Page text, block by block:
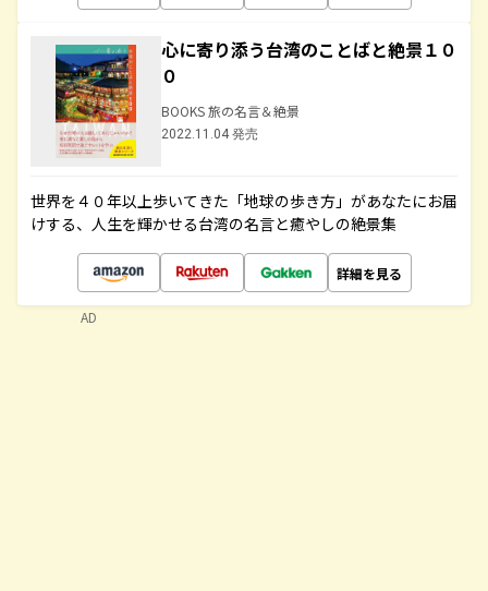
心に寄り添う台湾のことばと絶景１０
０
BOOKS 旅の名言＆絶景
2022.11.04 発売
世界を４０年以上歩いてきた「地球の歩き方」があなたにお届
けする、人生を輝かせる台湾の名言と癒やしの絶景集
詳細を見る
AD